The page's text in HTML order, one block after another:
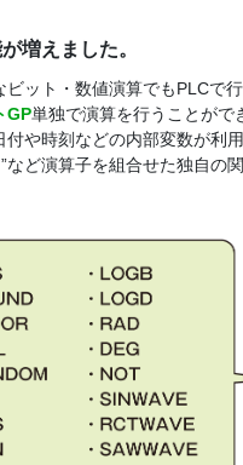
増えました。
ビット・数値演算でもPLCで
GP単独で演算を行うことがで
付や時刻などの内部変数が利
”など演算子を組合せた独自の